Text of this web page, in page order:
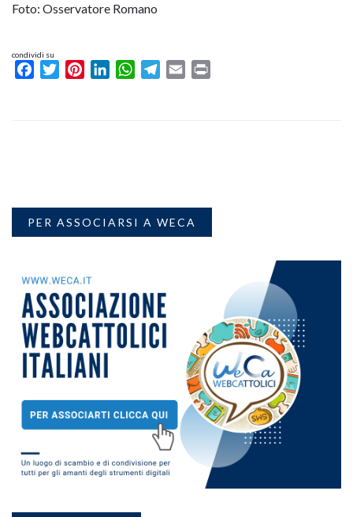
Foto: Osservatore Romano
condividi su
FacebookTwitterPinterestLinkedInWhatsAppTelegram
Email
PER ASSOCIARSI A WECA